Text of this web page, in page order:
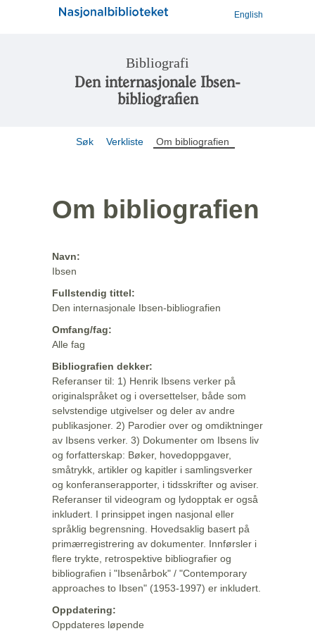
English
Bibliografi
Den internasjonale Ibsen-
bibliografien
Søk Verkliste Om bibliografien
Om bibliografien
Navn:
Ibsen
Fullstendig tittel:
Den internasjonale Ibsen-bibliografien
Omfang/fag:
Alle fag
Bibliografien dekker:
Referanser til: 1) Henrik Ibsens verker på
originalspråket og i oversettelser, både som
selvstendige utgivelser og deler av andre
publikasjoner. 2) Parodier over og omdiktninger
av Ibsens verker. 3) Dokumenter om Ibsens liv
og forfatterskap: Bøker, hovedoppgaver,
småtrykk, artikler og kapitler i samlingsverker
og konferanserapporter, i tidsskrifter og aviser.
Referanser til videogram og lydopptak er også
inkludert. I prinsippet ingen nasjonal eller
språklig begrensning. Hovedsaklig basert på
primærregistrering av dokumenter. Innførsler i
flere trykte, retrospektive bibliografier og
bibliografien i "Ibsenårbok" / "Contemporary
approaches to Ibsen" (1953-1997) er inkludert.
Oppdatering:
Oppdateres løpende